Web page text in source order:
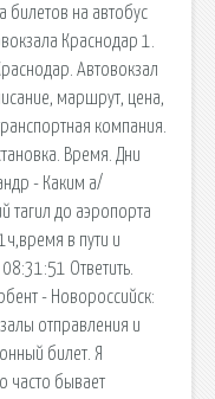
билетов на автобус
Краснодар 1.
Автовокзал
маршрут, цена,
компания.
Время. Дни
- Каким а/
тагил до аэропорта
в пути и
Ответить.
- Новороссийск:
отправления и
билет. Я
часто бывает